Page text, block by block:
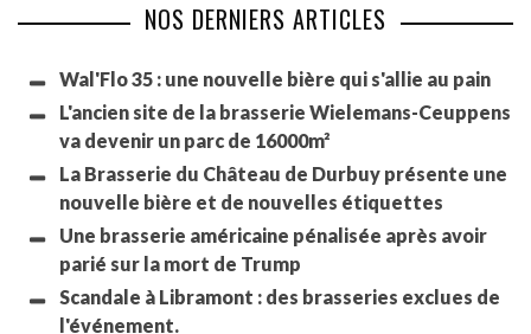
NOS DERNIERS ARTICLES
Wal'Flo 35 : une nouvelle bière qui s'allie au pain
L'ancien site de la brasserie Wielemans-Ceuppens
va devenir un parc de 16000m²
La Brasserie du Château de Durbuy présente une
nouvelle bière et de nouvelles étiquettes
Une brasserie américaine pénalisée après avoir
parié sur la mort de Trump
Scandale à Libramont : des brasseries exclues de
l'événement.